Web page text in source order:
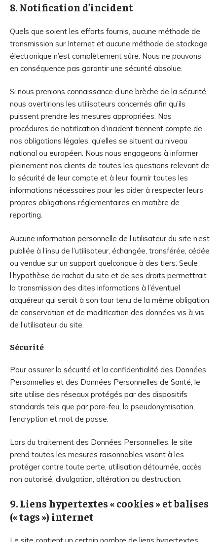
8. Notification d’incident
Quels que soient les efforts fournis, aucune méthode de
transmission sur Internet et aucune méthode de stockage
électronique n’est complètement sûre. Nous ne pouvons
en conséquence pas garantir une sécurité absolue.
Si nous prenions connaissance d’une brèche de la sécurité,
nous avertirions les utilisateurs concernés afin qu’ils
puissent prendre les mesures appropriées. Nos
procédures de notification d’incident tiennent compte de
nos obligations légales, qu’elles se situent au niveau
national ou européen. Nous nous engageons à informer
pleinement nos clients de toutes les questions relevant de
la sécurité de leur compte et à leur fournir toutes les
informations nécessaires pour les aider à respecter leurs
propres obligations réglementaires en matière de
reporting.
Aucune information personnelle de l’utilisateur du site n’est
publiée à l’insu de l’utilisateur, échangée, transférée, cédée
ou vendue sur un support quelconque à des tiers. Seule
l’hypothèse de rachat du site et de ses droits permettrait
la transmission des dites informations à l’éventuel
acquéreur qui serait à son tour tenu de la même obligation
de conservation et de modification des données vis à vis
de l’utilisateur du site.
Sécurité
Pour assurer la sécurité et la confidentialité des Données
Personnelles et des Données Personnelles de Santé, le
site utilise des réseaux protégés par des dispositifs
standards tels que par pare-feu, la pseudonymisation,
l’encryption et mot de passe.
Lors du traitement des Données Personnelles, le site
prend toutes les mesures raisonnables visant à les
protéger contre toute perte, utilisation détournée, accès
non autorisé, divulgation, altération ou destruction.
9. Liens hypertextes « cookies » et balises
(« tags ») internet